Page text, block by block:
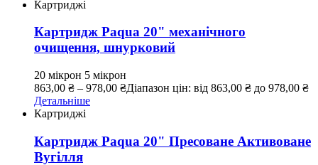
Картриджі
Картридж Paqua 20" механічного
очищення, шнурковий
20 мікрон 5 мікрон
863,00 ₴ – 978,00 ₴Діапазон цін: від 863,00 ₴ до 978,00 ₴
Детальніше
Картриджі
Картридж Paqua 20" Пресоване Активоване
Вугілля